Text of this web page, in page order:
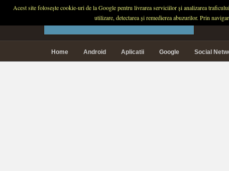
PLANETA TECH
Home Android Aplicatii Google Social
Acest site folosește cookie-uri de la Google pentru livrarea serviciilor și analizarea
utilizare, detectarea și remedierea abuzurilor. Prin